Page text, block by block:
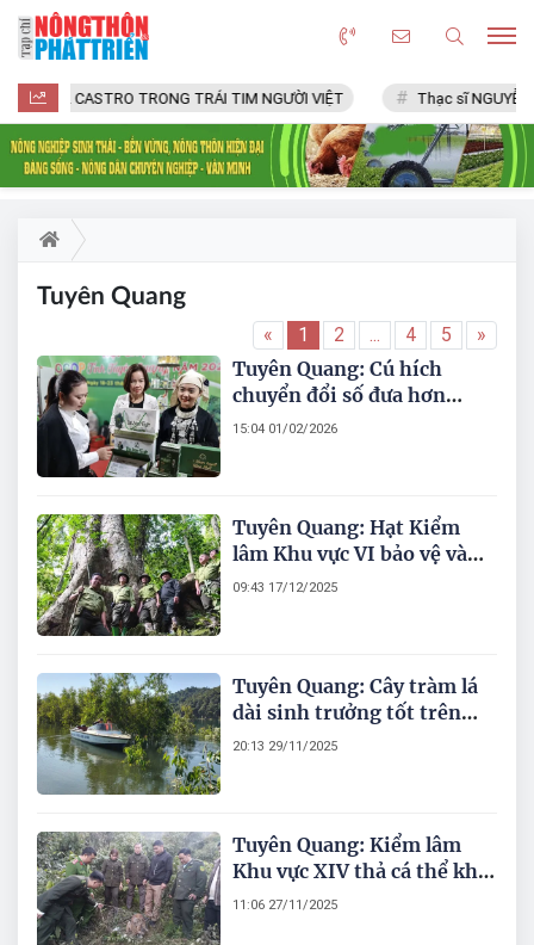
FIDEL CASTRO TRONG TRÁI TIM NGƯỜI VIỆT Thạc sĩ NGUYỄN
Tuyên Quang
« 1 2 ... 4 5 »
Tuyên Quang: Cú hích
chuyển đổi số đưa hơn
1.000 doanh nghiệp lên
15:04 01/02/2026
Tuyên Quang: Hạt Kiểm
lâm Khu vực VI bảo vệ và
phát triển rừng
09:43 17/12/2025
Tuyên Quang: Cây tràm lá
dài sinh trưởng tốt trên
vùng bán ngập lòng hồ
20:13 29/11/2025
Tuyên Quang: Kiểm lâm
Khu vực XIV thả cá thể khỉ
vàng quý hiếm về rừng an
11:06 27/11/2025